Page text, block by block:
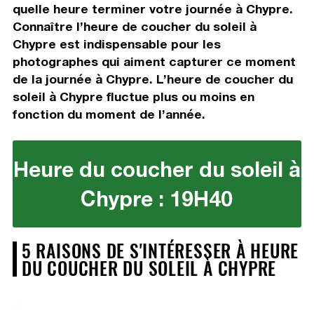
quelle heure terminer votre journée à Chypre.
Connaître l’heure de coucher du soleil à
Chypre est indispensable pour les
photographes qui aiment capturer ce moment
de la journée à Chypre. L’heure de coucher du
soleil à Chypre fluctue plus ou moins en
fonction du moment de l’année.
Heure du coucher du soleil à
Chypre : 19H40
5 RAISONS DE S'INTÉRESSER À HEURE
DU COUCHER DU SOLEIL À CHYPRE